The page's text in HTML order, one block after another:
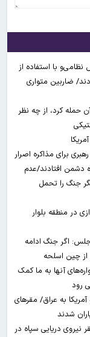
با استفاده از
ضاربین متواری
حمله کرد، از چه نظر
مجلس: دولت با زدن ۲۸ نامه به رهبری برای مذاکره اصرار
دشمن افتادند/عدم
جنگ را تحمل
در منطقه بلوار
اگر جنگ ادامه
از چین اسلحه
آنها به ما کمک
رود
و آمریکا به عراق/ مقرهای
شدند
نیروی دریایی سپاه در